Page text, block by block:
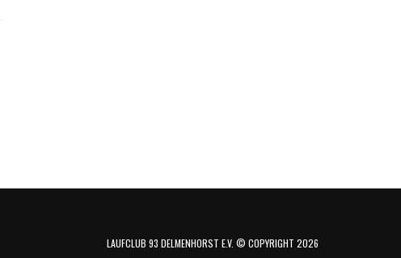
LAUFCLUB 93 DELMENHORST E.V. © COPYRIGHT 2026